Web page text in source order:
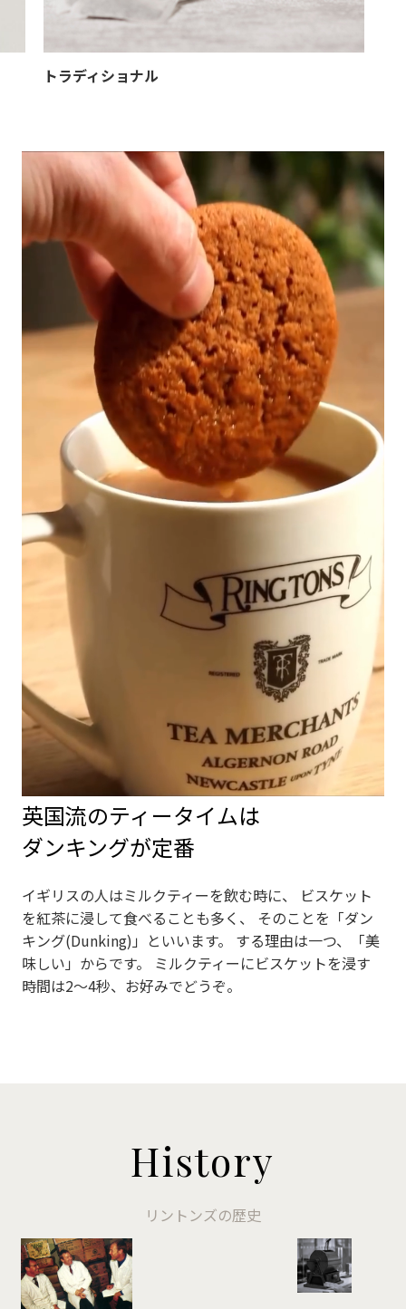
トラディショナル
英国流のティータイムは
ダンキングが定番
イギリスの人はミルクティーを飲む時に、 ビスケット
を紅茶に浸して食べることも多く、 そのことを「ダン
キング(Dunking)」といいます。 する理由は一つ、「美
味しい」からです。 ミルクティーにビスケットを浸す
時間は2～4秒、お好みでどうぞ。
History
リントンズの歴史